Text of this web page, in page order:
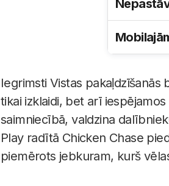
Iegrimsti Vistas pakaļdzīšanās
tikai izklaidi, bet arī
saimniecībā, valdzina
Play radītā Chicken Chase
piemērots jebkuram, kurš